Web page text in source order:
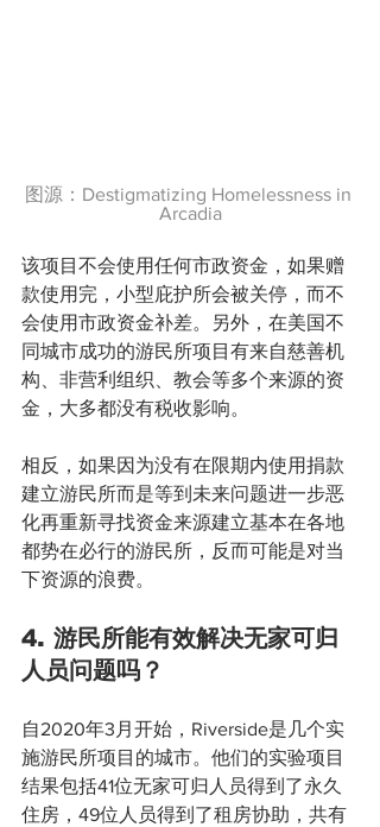
图源：Destigmatizing Homelessness in
Arcadia
该项目不会使用任何市政资金，如果赠
款使用完，小型庇护所会被关停，而不
会使用市政资金补差。另外，在美国不
同城市成功的游民所项目有来自慈善机
构、非营利组织、教会等多个来源的资
金，大多都没有税收影响。
相反，如果因为没有在限期内使用捐款
建立游民所而是等到未来问题进一步恶
化再重新寻找资金来源建立基本在各地
都势在必行的游民所，反而可能是对当
下资源的浪费。
4. 游民所能有效解决无家可归
人员问题吗？
自2020年3月开始，Riverside是几个实
施游民所项目的城市。他们的实验项目
结果包括41位无家可归人员得到了永久
住房，49位人员得到了租房协助，共有